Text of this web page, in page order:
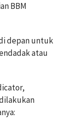
BBM
depan untuk
atau